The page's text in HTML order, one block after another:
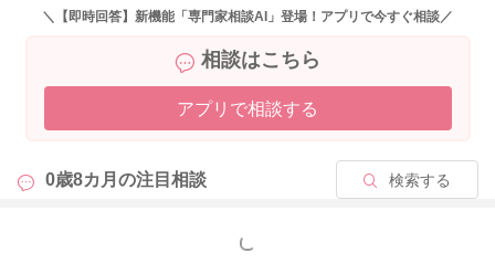
＼【即時回答】新機能「専門家相談AI」登場！アプリで今すぐ相談／
相談はこちら
アプリで相談する
0歳8カ月の注目相談 検索する
もっと見る